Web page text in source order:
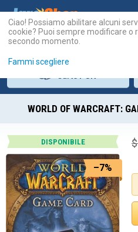
WORLD OF WARCRAFT:
DISPONIBILE
–7%
$
Ciao! Possiamo abilitare alcuni
cookie? Puoi sempre modificare o
secondo momento.
Fammi scegliere